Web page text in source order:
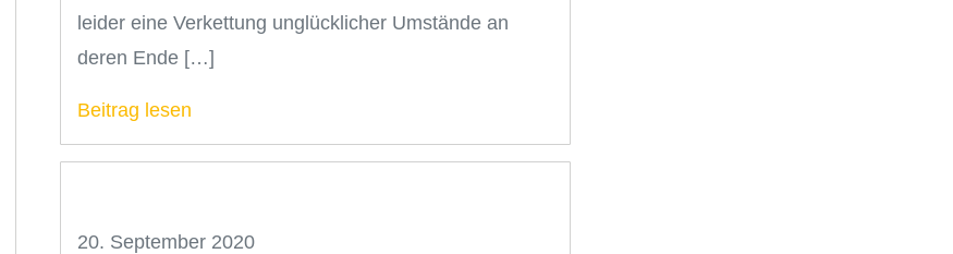
leider eine Verkettung unglücklicher Umstände an
deren Ende […]
Beitrag lesen
20. September 2020